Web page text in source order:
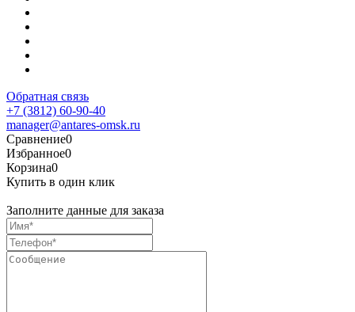
Обратная связь
+7 (3812) 60-90-40
manager@antares-omsk.ru
Сравнение0
Избранное0
Корзина0
Купить в один клик
Заполните данные для заказа